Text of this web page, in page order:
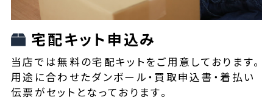
宅配キット申込み
当店では無料の宅配キットをご用意しております。
用途に合わせたダンボール・買取申込書・着払い
伝票がセットとなっております。